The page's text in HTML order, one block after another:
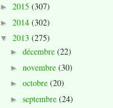
► 2015 (307)
► 2014 (302)
▼ 2013 (275)
► décembre (22)
► novembre (30)
► octobre (20)
► septembre (24)